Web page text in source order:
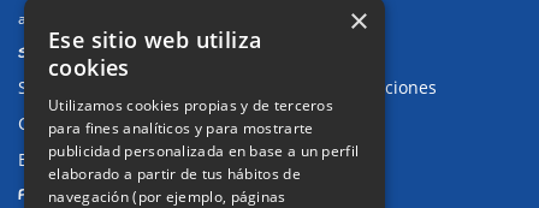
alkor@colegioalkor.com
SUGERENCIAS Y CANAL DE DENUNCIAS
Sugerencias, Quejas, Reclamaciones y Felicitaciones
Canal de denuncias
Buzón denuncia drogas CM
PRIVACIDAD
×
Ese sitio web utiliza
cookies
Utilizamos cookies propias y de terceros
para fines analíticos y para mostrarte
publicidad personalizada en base a un perfil
elaborado a partir de tus hábitos de
navegación (por ejemplo, páginas